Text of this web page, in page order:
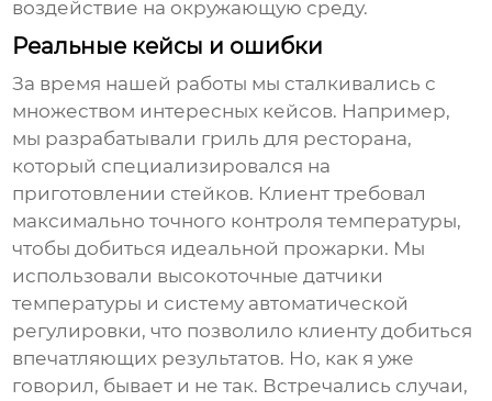
воздействие на окружающую среду.
Реальные кейсы и ошибки
За время нашей работы мы сталкивались с
множеством интересных кейсов. Например,
мы разрабатывали гриль для ресторана,
который специализировался на
приготовлении стейков. Клиент требовал
максимально точного контроля температуры,
чтобы добиться идеальной прожарки. Мы
использовали высокоточные датчики
температуры и систему автоматической
регулировки, что позволило клиенту добиться
впечатляющих результатов. Но, как я уже
говорил, бывает и не так. Встречались случаи,